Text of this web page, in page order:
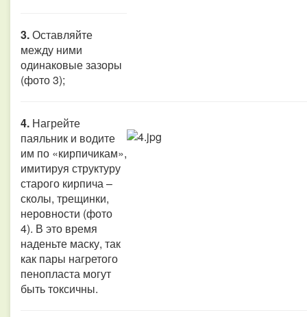
3.Оставляйте
между ними
одинаковые зазоры
(фото 3);
4. Нагрейте
паяльник и водите
им по «кирпичикам»,
имитируя структуру
старого кирпича –
сколы, трещинки,
неровности (фото
4). В это время
наденьте маску, так
как пары нагретого
пенопласта могут
быть токсичны.